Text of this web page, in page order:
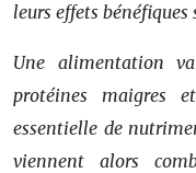
leurs effets bénéfiques
Une alimentation
protéines maigres
essentielle de
viennent alors